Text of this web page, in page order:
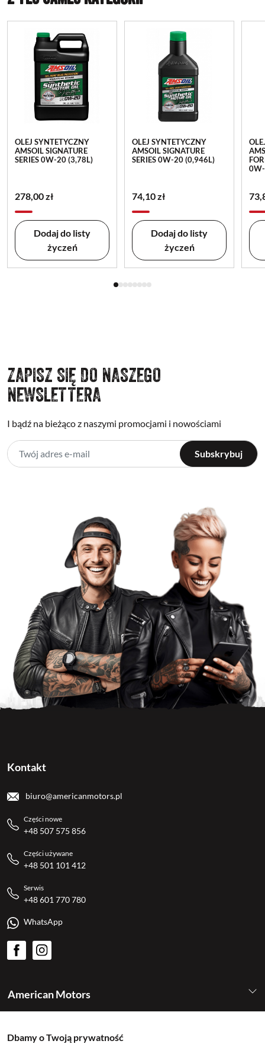
OLEJ SYNTETYCZNY
AMSOIL SIGNATURE
SERIES 0W-20 (3,78L)
278,00 zł
Dodaj do listy
życzeń
OLEJ SYNTETYCZNY
AMSOIL SIGNATURE
SERIES 0W-20 (0,946L)
74,10 zł
Dodaj do listy
życzeń
ZAPISZ SIĘ DO NASZEGO
NEWSLETTERA
I bądź na bieżąco z naszymi promocjami i nowościami
American Motors
Kontakt
biuro@americanmotors.pl
Części nowe
+48 507 575 856
Części używane
+48 501 101 412
Serwis
+48 601 770 780
WhatsApp
Dbamy o Twoją prywatność